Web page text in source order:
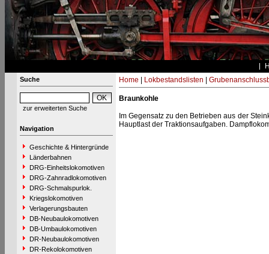
Suche
zur erweiterten Suche
Navigation
Geschichte & Hintergründe
Länderbahnen
DRG-Einheitslokomotiven
DRG-Zahnradlokomotiven
DRG-Schmalspurlok.
Kriegslokomotiven
Verlagerungsbauten
DB-Neubaulokomotiven
DB-Umbaulokomotiven
DR-Neubaulokomotiven
DR-Rekolokomotiven
Home Lokbestandslisten
Braunkohle
Im Gegensatz zu den Betrieben aus der
Hauptlast der Traktionsaufgaben.